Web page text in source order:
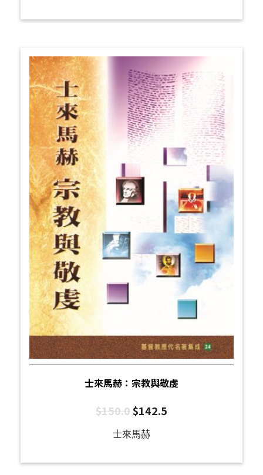
士來馬赫：宗教與敬虔
$150.0$142.5
士來馬赫